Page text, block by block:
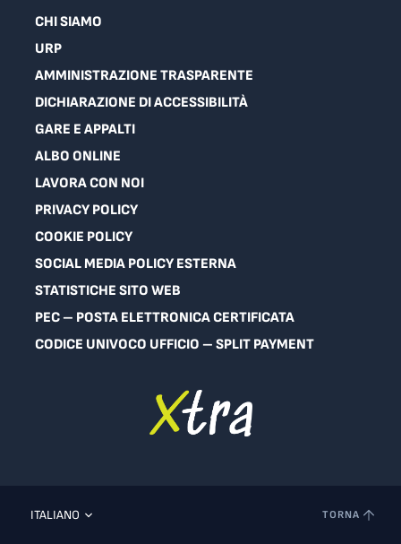
CHI SIAMO
URP
AMMINISTRAZIONE TRASPARENTE
DICHIARAZIONE DI ACCESSIBILITÀ
GARE E APPALTI
ALBO ONLINE
LAVORA CON NOI
PRIVACY POLICY
COOKIE POLICY
SOCIAL MEDIA POLICY ESTERNA
STATISTICHE SITO WEB
PEC – POSTA ELETTRONICA CERTIFICATA
CODICE UNIVOCO UFFICIO – SPLIT PAYMENT
ITALIANO TORNA